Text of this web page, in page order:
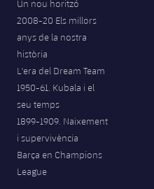
Un nou horitzó
2008-20 Els millors
anys de la nostra
història
L'era del Dream Team
1950-61. Kubala i el
seu temps
1899-1909. Naixement
i supervivència
Barça en Champions
League